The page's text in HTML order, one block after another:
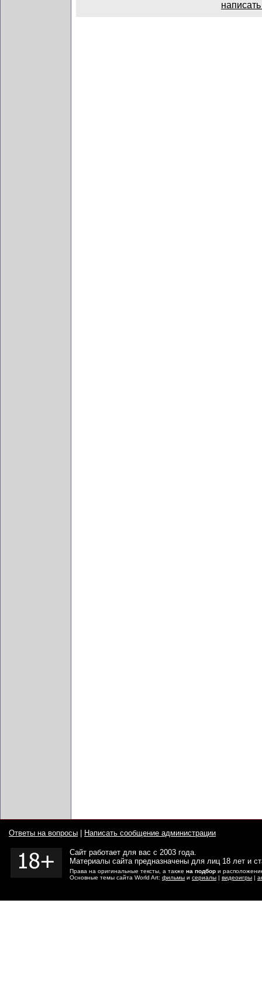
Ответы на вопросы Написать сообщение администрации
Сайт работает для вас с 2003 года.
Материалы сайта предназначены для лиц 18 лет и
Права на оригинальные тексты, а также на подбор и
Основные темы сайта World Art: фильмы и сериалы | видеоигры |